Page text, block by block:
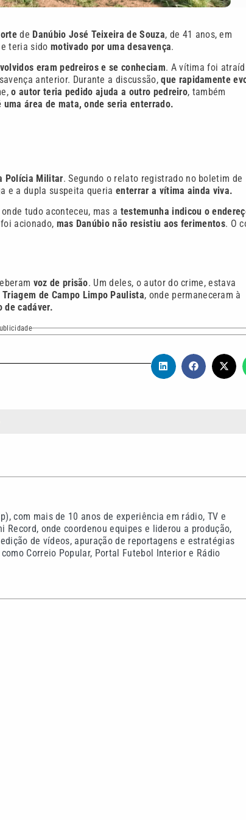
de Danúbio José Teixeira de Souza, de 41 anos, em
teria sido motivado por uma desavença.
eram pedreiros e se conheciam. A vítima foi
anterior. Durante a discussão,que rapidamente
o autor teria pedido ajuda a outro pedreiro, também
área de mata, onde seria enterrado.
Polícia Militar. Segundo o relato registrado no boletim de
e a dupla suspeita queriaenterrar a vítima ainda viva.
tudo aconteceu, mas a testemunha indicou o
acionado, mas Danúbio não resistiu aos ferimentos. O
voz de prisão. Um deles, o autor do crime, estava
de Campo Limpo Paulista, onde permaneceram à
de cadáver.
com mais de 10 anos de experiência em rádio, TV e
onde coordenou equipes e liderou a produção,
de vídeos, apuração de reportagens e estratégias
Correio Popular, Portal Futebol Interior e Rádio